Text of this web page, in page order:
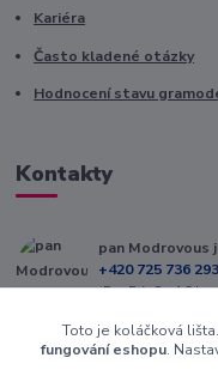
Kariéra
Často kladené otázky
Hodnocení stavu
Kontakty
pan Modrovous
+420 725 736 293
(Po-Pá, 8 - 16
info@modrovous.cz
Toto je koláčková
fungování eshopu.